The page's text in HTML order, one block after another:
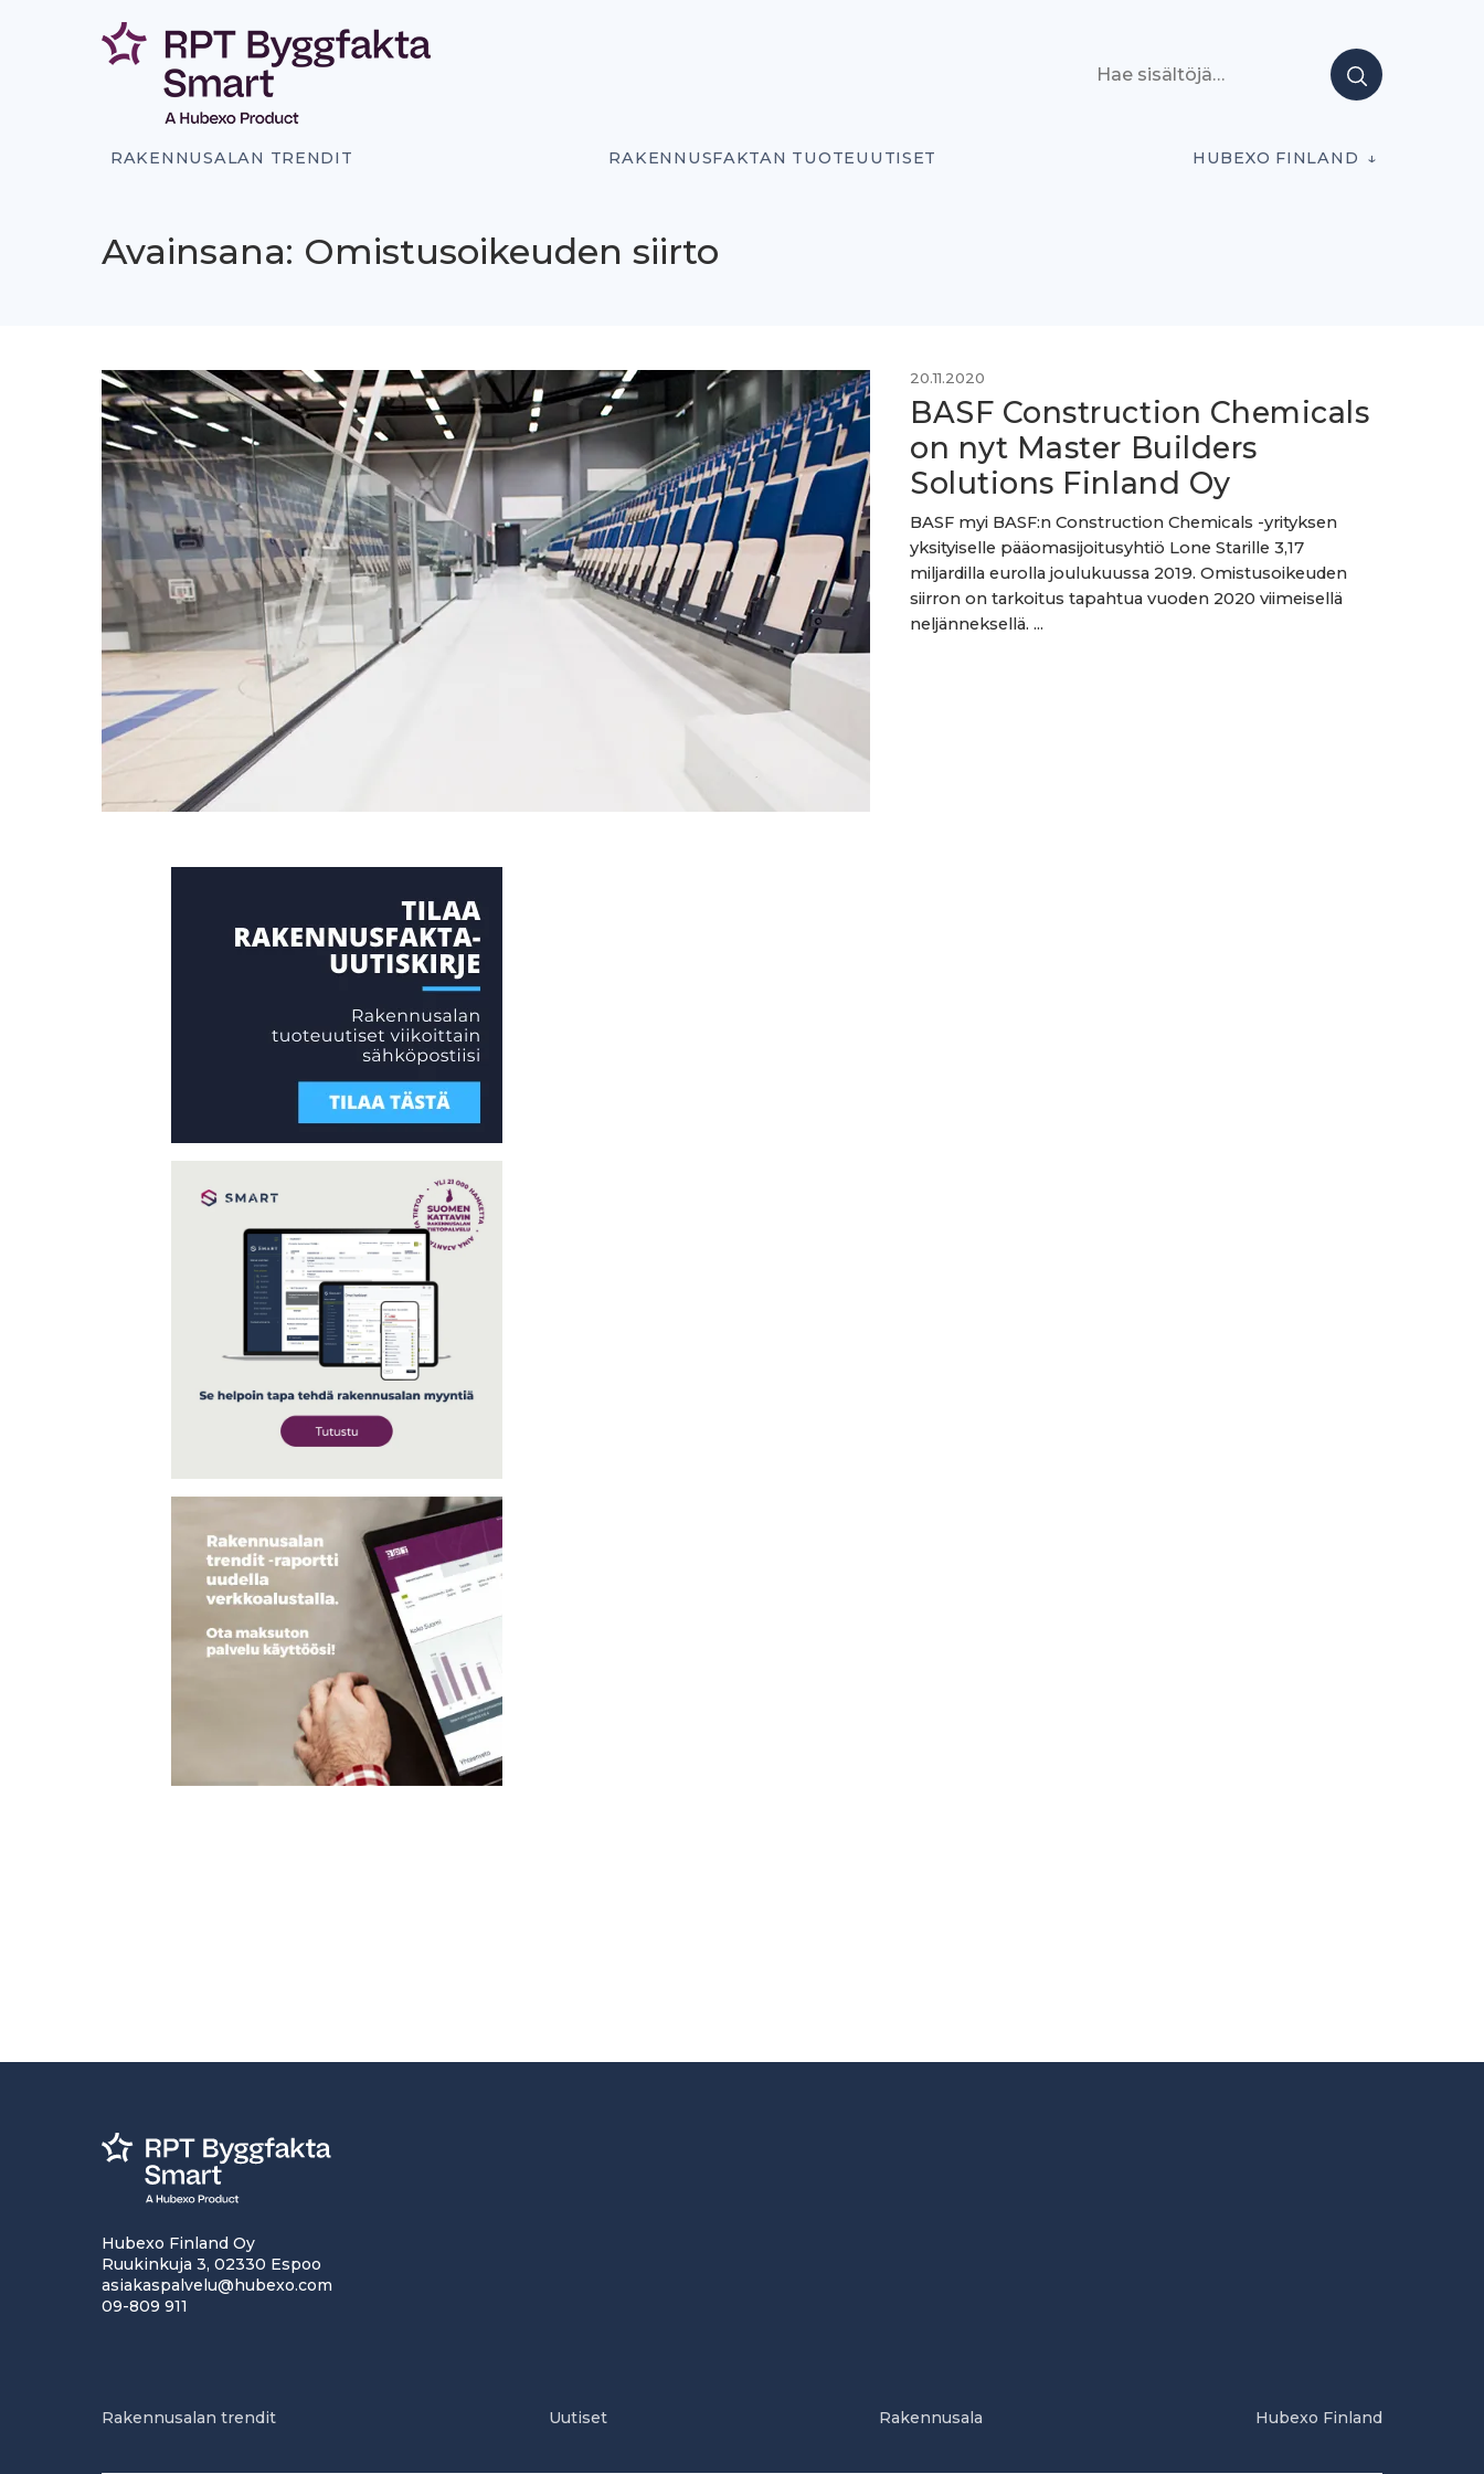
RAKENNUSALAN TRENDIT RAKENNUSFAKTAN TUOTEUUTISET HUBEXO FINLAND
Avainsana: Omistusoikeuden siirto
20.11.2020
BASF Construction Chemicals
on nyt Master Builders
Solutions Finland Oy
BASF myi BASF:n Construction Chemicals -yrityksen
yksityiselle pääomasijoitusyhtiö Lone Starille 3,17
miljardilla eurolla joulukuussa 2019. Omistusoikeuden
siirron on tarkoitus tapahtua vuoden 2020 viimeisellä
neljänneksellä. ...
Hubexo Finland Oy
Ruukinkuja 3, 02330 Espoo
asiakaspalvelu@hubexo.com
09-809 911
Rakennusalan trendit Uutiset Rakennusala Hubexo Finland